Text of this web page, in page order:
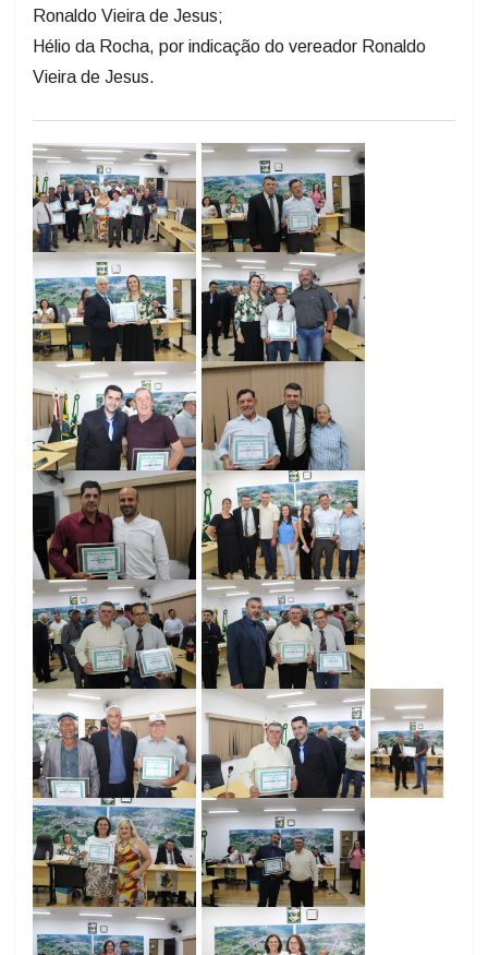
Ronaldo Vieira de Jesus;
Hélio da Rocha, por indicação do vereador Ronaldo
Vieira de Jesus.